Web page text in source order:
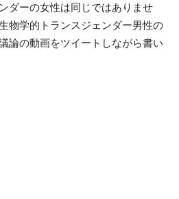
ダーの女性は同じではありませ
物学的トランスジェンダー男性の
論の動画をツイートしながら書い